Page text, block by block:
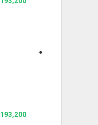
193,200 تومان